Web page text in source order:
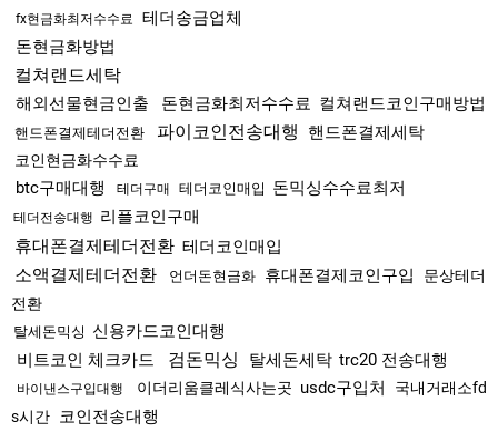
fx현금화최저수수료
테더송금업체
돈현금화방법
컬쳐랜드세탁
해외선물현금인출 돈현금화최저수수료 컬쳐랜드코인구매방법
핸드폰결제테더전환 파이코인전송대행 핸드폰결제세탁
코인현금화수수료
btc구매대행 테더구매 테더코인매입 돈믹싱수수료최저
테더전송대행 리플코인구매
휴대폰결제테더전환 테더코인매입
소액결제테더전환 언더돈현금화 휴대폰결제코인구입
문상테더
전환
탈세돈믹싱 신용카드코인대행
비트코인 체크카드
검돈믹싱 탈세돈세탁 trc20 전송대행
바이낸스구입대행 이더리움클레식사는곳 usdc구입처
국내거래소fd
s시간 코인전송대행